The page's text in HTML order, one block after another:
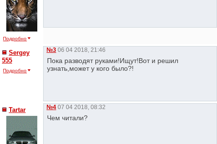
Подробно
Sergey
555
Подробно
№3 06 04 2018, 21:46
Пока разводят руками!Ищут!Вот и решил
узнать,может у кого было?!
Tartar №4 07 04 2018, 08:32
Чем читали?